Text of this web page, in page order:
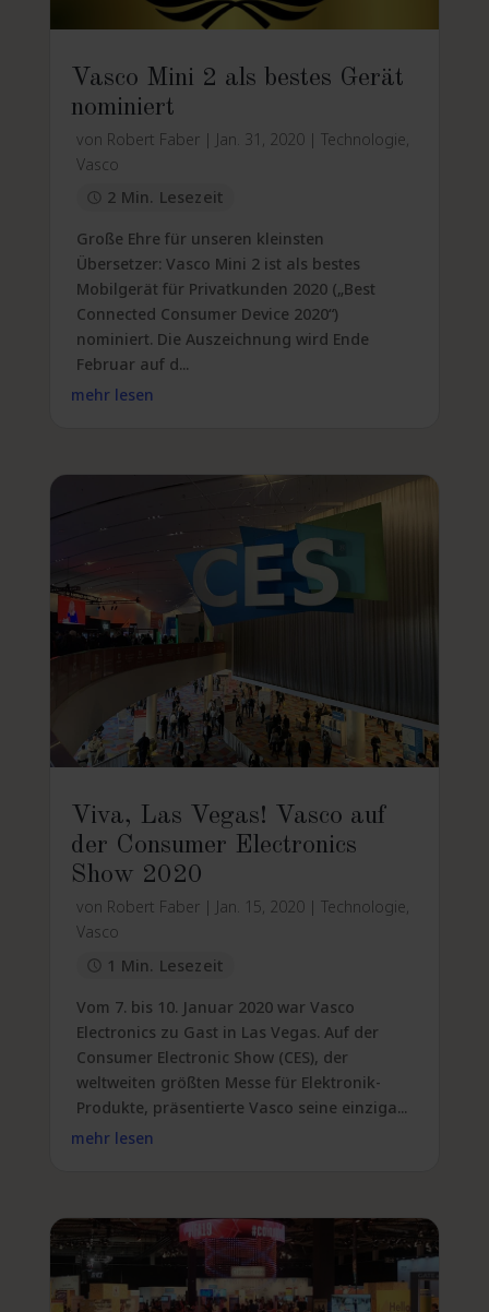
Vasco Mini 2 als bestes Gerät
nominiert
von Robert Faber| Jan. 31, 2020| Technologie
Vasco
2 Min. Lesezeit
Große Ehre für unseren kleinsten
Übersetzer: Vasco Mini 2 ist als bestes
Mobilgerät für Privatkunden 2020 („Best
Connected Consumer Device 2020“)
nominiert. Die Auszeichnung wird Ende
Februar auf d...
mehr lesen
Viva, Las Vegas! Vasco auf
der Consumer Electronics
Show 2020
von Robert Faber| Jan. 15, 2020| Technologie,
Vasco
1 Min. Lesezeit
Vom 7. bis 10. Januar 2020 war Vasco
Electronics zu Gast in Las Vegas. Auf der
Consumer Electronic Show (CES), der
weltweiten größten Messe für Elektronik-
Produkte, präsentierte Vasco seine einziga...
mehr lesen